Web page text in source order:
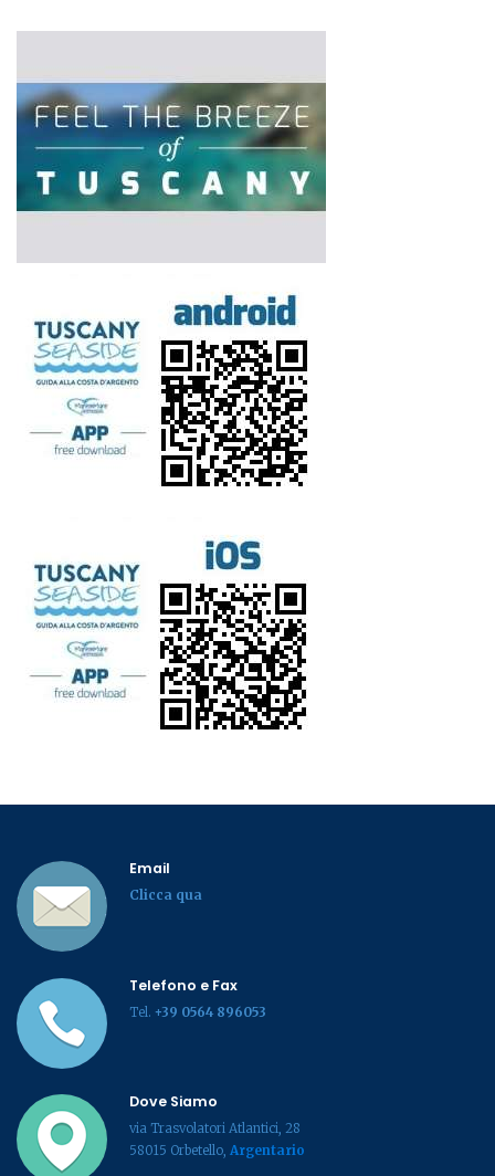
Email
Clicca qua
Telefono e Fax
Tel. +39 0564 896053
Dove Siamo
via Trasvolatori Atlantici, 28
58015 Orbetello, Argentario